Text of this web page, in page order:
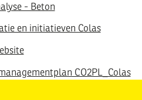
- Beton
en initiatieven Colas
CO2PL_Colas